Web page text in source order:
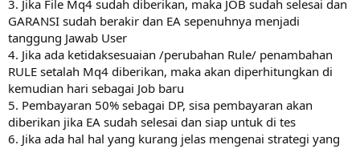
3. Jika File Mq4 sudah diberikan, maka JOB sudah selesai dan
GARANSI sudah berakir dan EA sepenuhnya menjadi
tanggung Jawab User
4. Jika ada ketidaksesuaian /perubahan Rule/ penambahan
RULE setalah Mq4 diberikan, maka akan diperhitungkan di
kemudian hari sebagai Job baru
5. Pembayaran 50% sebagai DP, sisa pembayaran akan
diberikan jika EA sudah selesai dan siap untuk di tes
6. Jika ada hal hal yang kurang jelas mengenai strategi yang